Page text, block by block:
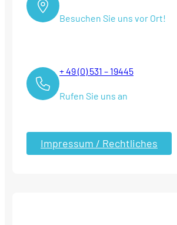
Besuchen Sie uns vor Ort!
+ 49 (0) 531 – 19445
Rufen Sie uns an
Impressum / Rechtliches